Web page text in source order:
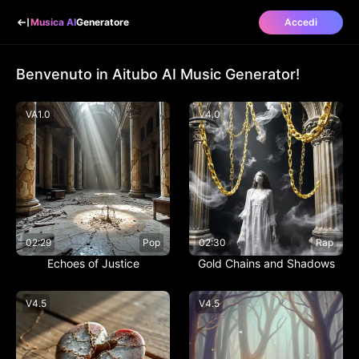
Musica AIGeneratore Accedi
Benvenuto in Aitubo AI Music Generator!
02:29 Pop
VA1.0
Echoes of Justice
02:30 Rap
V4.0
Gold Chains and Shadows
V4.5 V4.5